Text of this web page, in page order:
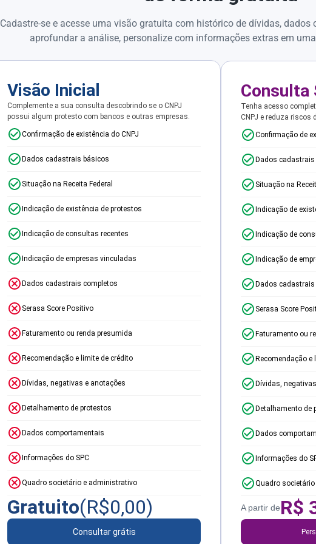
Cadastre-se e acesse uma visão gratuita com histórico de dívidas,
aprofundar a análise, personalize com informações extras em
Visão Inicial
Complemente a sua consulta descobrindo se o CNPJ
possui algum protesto com bancos e outras empresas.
Confirmação de existência do CNPJ
Dados cadastrais básicos
Situação na Receita Federal
Indicação de existência de protestos
Indicação de consultas recentes
Indicação de empresas vinculadas
Dados cadastrais completos
Serasa Score Positivo
Faturamento ou renda presumida
Recomendação e limite de crédito
Dívidas, negativas e anotações
Detalhamento de protestos
Dados comportamentais
Informações do SPC
Quadro societário e administrativo
Gratuito(R$0,00)
Consultar grátis
Consulta
Tenha acesso
CNPJ e reduza riscos
Confirmação de
Dados cadastrais
Situação na
Indicação de
Indicação de
Indicação de
Dados cadastrais
Serasa Score
Faturamento ou
Recomendação e
Dívidas,
Detalhamento de
Dados
Informações do
Quadro
A partir deR$